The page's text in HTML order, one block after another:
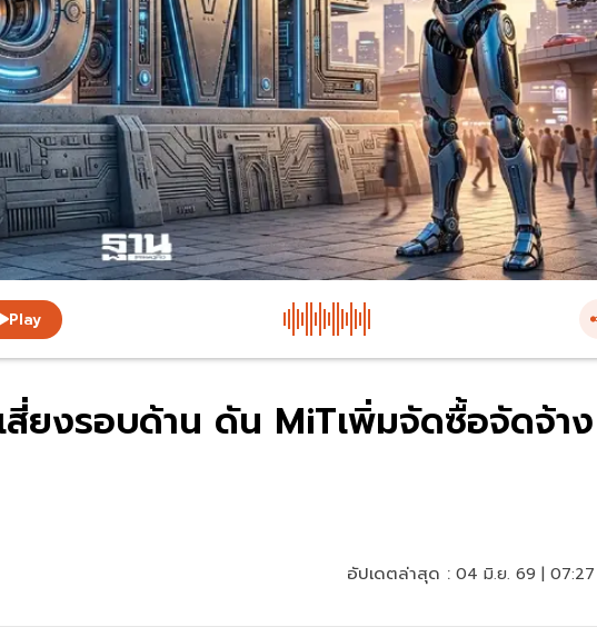
Play
ยงรอบด้าน ดัน MiTเพิ่มจัดซื้อจัดจ้าง
อัปเดตล่าสุด : 04 มิ.ย. 69 |